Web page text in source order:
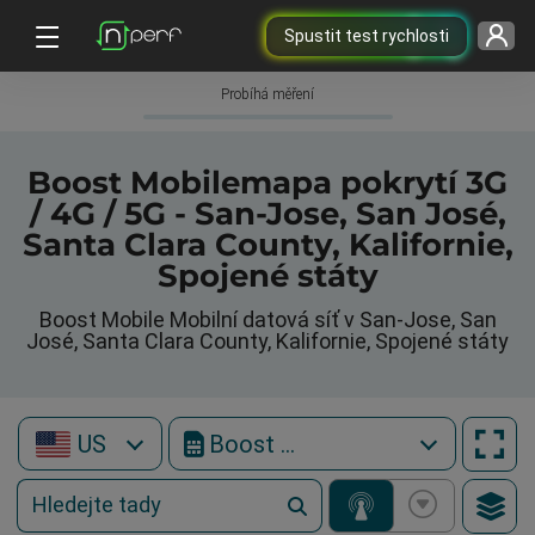
Spustit test rychlosti
Probíhá měření
Boost Mobilemapa pokrytí 3G
/ 4G / 5G - San-Jose, San José,
Santa Clara County, Kalifornie,
Spojené státy
Boost Mobile Mobilní datová síť v San-Jose, San
José, Santa Clara County, Kalifornie, Spojené státy
US Boost Mobile